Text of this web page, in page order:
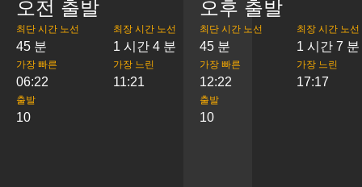
오전 출발
최단 시간 노선
45 분
최장 시간 노선
1 시간 4 분
가장 빠른
06:22
가장 느린
11:21
출발
10
오후 출발
최단 시간 노선
45 분
최장 시간 노선
1 시간 7 분
가장 빠른
12:22
가장 느린
17:17
출발
10